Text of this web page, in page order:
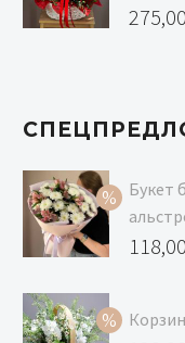
275,00
Букет
118,00
цена: